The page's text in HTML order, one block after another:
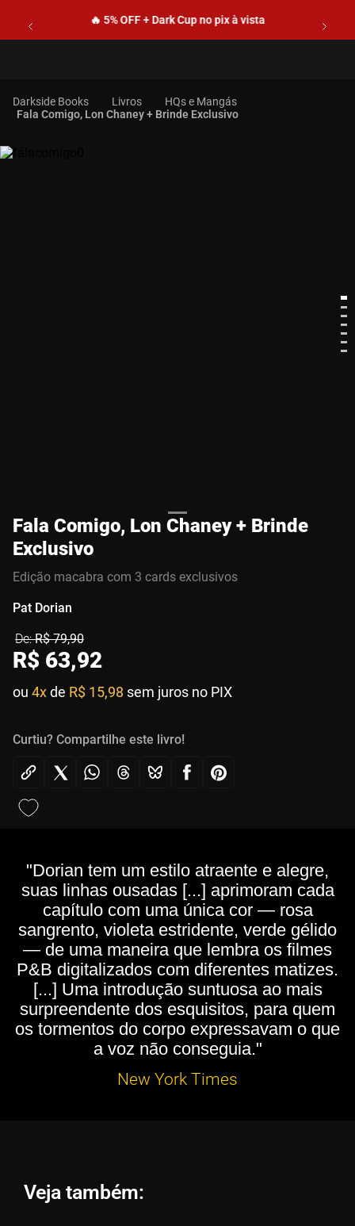
🔥 5% OFF + Dark Cup no pix à vista
Livros
HQs e Mangás
Fala Comigo, Lon Chaney + Brinde Exclusivo
Fala Comigo, Lon Chaney + Brinde
Exclusivo
Edição macabra com 3 cards exclusivos
Pat Dorian
R$ 79,90
R$ 63,92
ou 4xde R$ 15,98 sem juros no PIX
Curtiu? Compartilhe este livro!
"Dorian tem um estilo atraente e alegre,
suas linhas ousadas [...] aprimoram cada
capítulo com uma única cor — rosa
sangrento, violeta estridente, verde gélido
— de uma maneira que lembra os filmes
P&B digitalizados com diferentes matizes.
[...] Uma introdução suntuosa ao mais
surpreendente dos esquisitos, para quem
os tormentos do corpo expressavam o que
a voz não conseguia."
New York Times
Veja também: